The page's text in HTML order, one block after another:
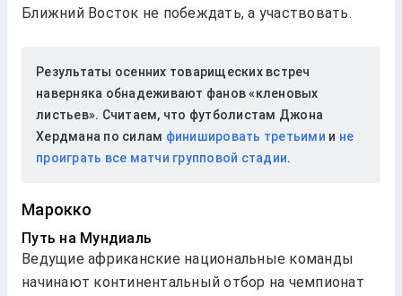
Ближний Восток не побеждать, а участвовать.
Результаты осенних товарищеских встреч
наверняка обнадеживают фанов «кленовых
листьев». Считаем, что футболистам Джона
Хердмана по силам финишировать третьими и не
проиграть все матчи групповой стадии.
Марокко
Путь на Мундиаль
Ведущие африканские национальные команды
начинают континентальный отбор на чемпионат